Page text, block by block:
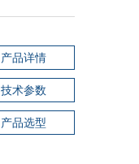
产品详情
技术参数
产品选型